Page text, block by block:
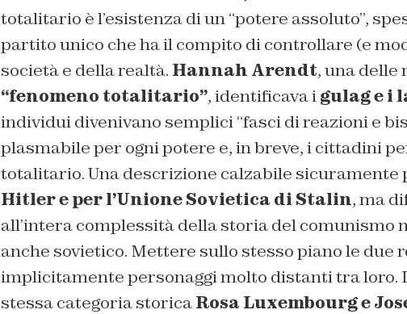
totalitario è l’esistenza di un “potere assoluto”,
partito unico che ha il compito di controllare (e
società e della realtà. Hannah Arendt, una delle
“fenomeno totalitario”, identificava igulag e i
individui divenivano semplici “fasci di reazioni e
plasmabile per ogni potere e, in breve, i cittadini
totalitario. Una descrizione calzabile sicuramente
Hitler e per l’Unione Sovietica di Stalin, ma
all’intera complessità della storia del comunismo
anche sovietico. Mettere sullo stesso piano le due
implicitamente personaggi molto distanti tra loro.
stessa categoria storicaRosa Luxembourg e